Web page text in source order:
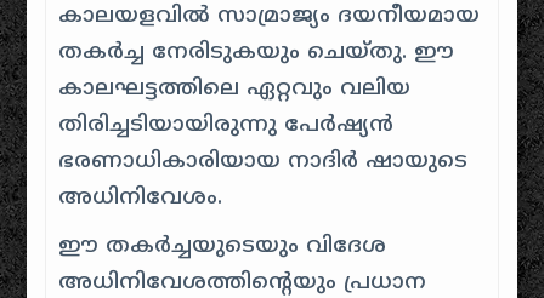
കാലയളവിൽ സാമ്രാജ്യം ദയനീയമായ
തകർച്ച നേരിടുകയും ചെയ്തു. ഈ
കാലഘട്ടത്തിലെ ഏറ്റവും വലിയ
തിരിച്ചടിയായിരുന്നു പേർഷ്യൻ
ഭരണാധികാരിയായ നാദിർ ഷായുടെ
അധിനിവേശം.
ഈ തകർച്ചയുടെയും വിദേശ
അധിനിവേശത്തിന്റെയും പ്രധാന